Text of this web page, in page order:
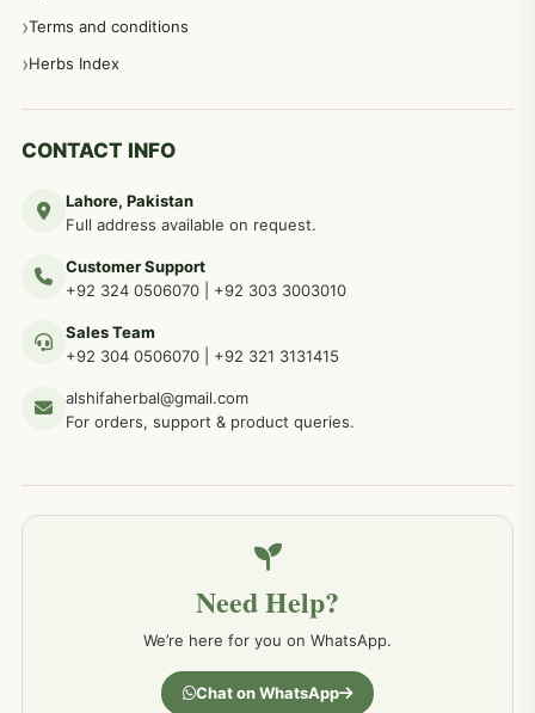
مردوں کے خاص امراض کے بے شمار دیسی نسخے
عضو خاص کےلئے طلاء، مالش دیسی علاج
جلد کے امراض کےلئے مختلف دیسی نسخہ جات
خون کے امراض کےلئے مختلف دیسی نسخہ جات
کمر درد کا جڑی بو ٹیوں سے علاج اور نسخہ جات
جسمانی کمزوری کا علاج اور نسخہ جات
Terms and conditions
Herbs Index
CONTACT INFO
Lahore, Pakistan
Full address available on request.
Customer Support
+92 324 0506070
+92 303 3003010
Sales Team
+92 304 0506070
+92 321 3131415
alshifaherbal@gmail.com
For orders, support & product queries.
Need Help?
We’re here for you on WhatsApp.
Chat on WhatsApp